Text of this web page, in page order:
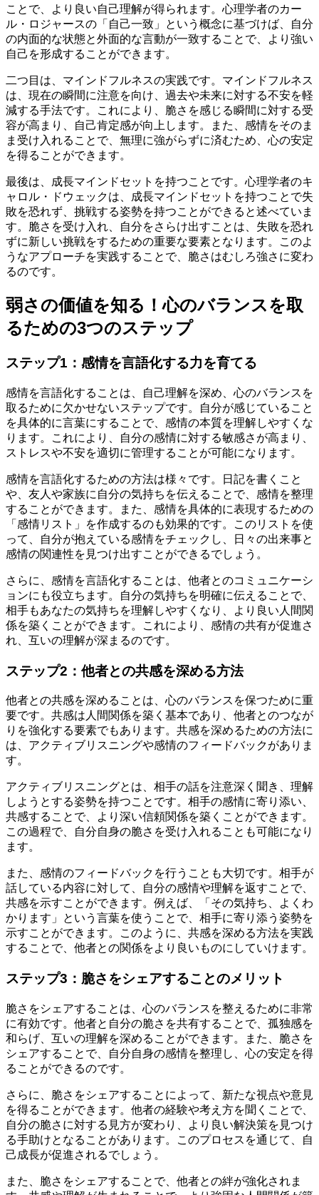
ことで、より良い自己理解が得られます。心理学者のカー
ル・ロジャースの「自己一致」という概念に基づけば、自分
の内面的な状態と外面的な言動が一致することで、より強い
自己を形成することができます。
二つ目は、マインドフルネスの実践です。マインドフルネス
は、現在の瞬間に注意を向け、過去や未来に対する不安を軽
減する手法です。これにより、脆さを感じる瞬間に対する受
容が高まり、自己肯定感が向上します。また、感情をそのま
ま受け入れることで、無理に強がらずに済むため、心の安定
を得ることができます。
最後は、成長マインドセットを持つことです。心理学者のキ
ャロル・ドウェックは、成長マインドセットを持つことで失
敗を恐れず、挑戦する姿勢を持つことができると述べていま
す。脆さを受け入れ、自分をさらけ出すことは、失敗を恐れ
ずに新しい挑戦をするための重要な要素となります。このよ
うなアプローチを実践することで、脆さはむしろ強さに変わ
るのです。
弱さの価値を知る！心のバランスを取
るための3つのステップ
ステップ1：感情を言語化する力を育てる
感情を言語化することは、自己理解を深め、心のバランスを
取るために欠かせないステップです。自分が感じていること
を具体的に言葉にすることで、感情の本質を理解しやすくな
ります。これにより、自分の感情に対する敏感さが高まり、
ストレスや不安を適切に管理することが可能になります。
感情を言語化するための方法は様々です。日記を書くこと
や、友人や家族に自分の気持ちを伝えることで、感情を整理
することができます。また、感情を具体的に表現するための
「感情リスト」を作成するのも効果的です。このリストを使
って、自分が抱えている感情をチェックし、日々の出来事と
感情の関連性を見つけ出すことができるでしょう。
さらに、感情を言語化することは、他者とのコミュニケーシ
ョンにも役立ちます。自分の気持ちを明確に伝えることで、
相手もあなたの気持ちを理解しやすくなり、より良い人間関
係を築くことができます。これにより、感情の共有が促進さ
れ、互いの理解が深まるのです。
ステップ2：他者との共感を深める方法
他者との共感を深めることは、心のバランスを保つために重
要です。共感は人間関係を築く基本であり、他者とのつなが
りを強化する要素でもあります。共感を深めるための方法に
は、アクティブリスニングや感情のフィードバックがありま
す。
アクティブリスニングとは、相手の話を注意深く聞き、理解
しようとする姿勢を持つことです。相手の感情に寄り添い、
共感することで、より深い信頼関係を築くことができます。
この過程で、自分自身の脆さを受け入れることも可能になり
ます。
また、感情のフィードバックを行うことも大切です。相手が
話している内容に対して、自分の感情や理解を返すことで、
共感を示すことができます。例えば、「その気持ち、よくわ
かります」という言葉を使うことで、相手に寄り添う姿勢を
示すことができます。このように、共感を深める方法を実践
することで、他者との関係をより良いものにしていけます。
ステップ3：脆さをシェアすることのメリット
脆さをシェアすることは、心のバランスを整えるために非常
に有効です。他者と自分の脆さを共有することで、孤独感を
和らげ、互いの理解を深めることができます。また、脆さを
シェアすることで、自分自身の感情を整理し、心の安定を得
ることができるのです。
さらに、脆さをシェアすることによって、新たな視点や意見
を得ることができます。他者の経験や考え方を聞くことで、
自分の脆さに対する見方が変わり、より良い解決策を見つけ
る手助けとなることがあります。このプロセスを通じて、自
己成長が促進されるでしょう。
また、脆さをシェアすることで、他者との絆が強化されま